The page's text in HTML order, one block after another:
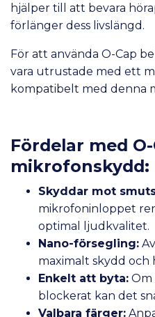
hjälper till att bevara
förlänger dess livslängd.
För att använda O-Cap
vara utrustade med ett
kompatibelt med denna
Fördelar med
mikrofonskydd:
Skyddar mot
mikrofoninloppet
optimal ljudkvalitet.
Nano-försegling:
maximalt skydd och
Enkelt att byta: Om
blockerat kan det
Valbara färger: